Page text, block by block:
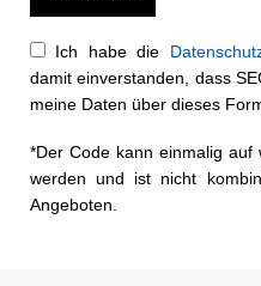
Ich habe die
damit einverstanden, dass
meine Daten über dieses
*Der Code kann einmalig auf
werden und ist nicht
Angeboten.